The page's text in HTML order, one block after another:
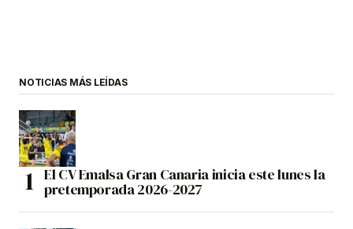
NOTICIAS MÁS LEÍDAS
El CV Emalsa Gran Canaria inicia este lunes la
pretemporada 2026-2027